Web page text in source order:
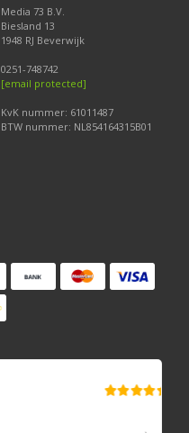
Media 73 B.V.
Biesland 13
1948 RJ Beverwijk
0251-748742
[email protected]
KvK nummer: 61011487
BTW nummer: NL854164315B01